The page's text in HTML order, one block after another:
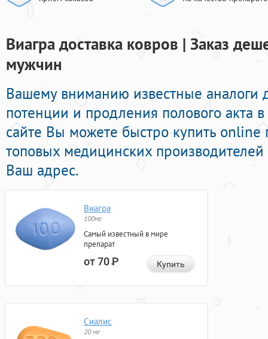
Виагра доставка ковров | Заказ
мужчин
Вашему вниманию известные аналоги
потенции и продления полового акта
сайте Вы можете быстро купить
топовых медицинских производителей
Ваш адрес.
Виагра
100мг
Самый известный в мире
препарат
от 70Р Купить
Сиалис
20 мг